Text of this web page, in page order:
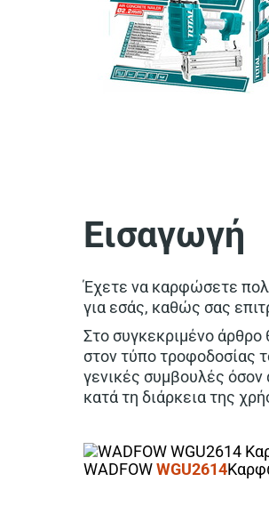
Εισαγωγή
Έχετε να καρφώσετε
για εσάς, καθώς σας
Στο συγκεκριμένο
στον τύπο τροφοδοσίας
γενικές συμβουλές
κατά τη διάρκεια της
WADFOWWGU2614